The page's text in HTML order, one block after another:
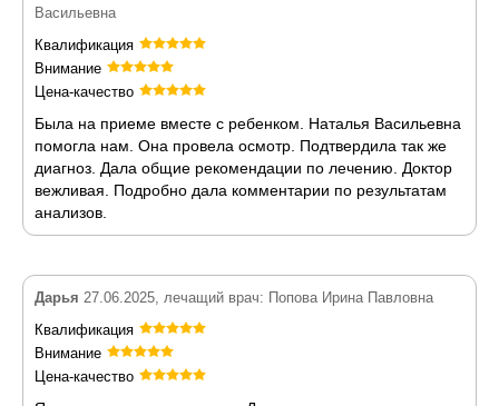
Васильевна
Квалификация
Внимание
Цена-качество
Была на приеме вместе с ребенком. Наталья Васильевна
помогла нам. Она провела осмотр. Подтвердила так же
диагноз. Дала общие рекомендации по лечению. Доктор
вежливая. Подробно дала комментарии по результатам
анализов.
Дарья 27.06.2025, лечащий врач: Попова Ирина Павловна
Квалификация
Внимание
Цена-качество